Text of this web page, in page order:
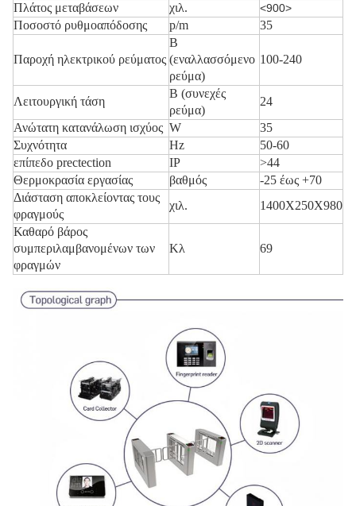
Πλάτος μεταβάσεων
χιλ. <900>
Ποσοστό ρυθμοαπόδοσης p/m 35
Παροχή ηλεκτρικού ρεύματος
Β
(εναλλασσόμενο
ρεύμα)
100-240
Λειτουργική τάση
Β (συνεχές
ρεύμα)
24
Ανώτατη κατανάλωση ισχύος W
35
Συχνότητα
Hz
50-60
επίπεδο prectection
IP
>44
Θερμοκρασία εργασίας
βαθμός
-25 έως +70
Διάσταση αποκλείοντας τους
φραγμούς
χιλ.
1400X250X980
Καθαρό βάρος
συμπεριλαμβανομένων των
φραγμών
Κλ 69